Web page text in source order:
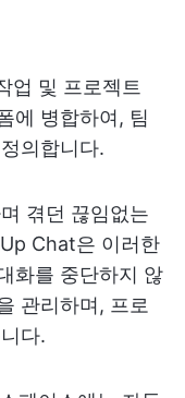
업 및 프로젝트
에 병합하여, 팀
의합니다.
겪던 끊임없는
Chat은 이러한
화를 중단하지 않
관리하며, 프로
다.